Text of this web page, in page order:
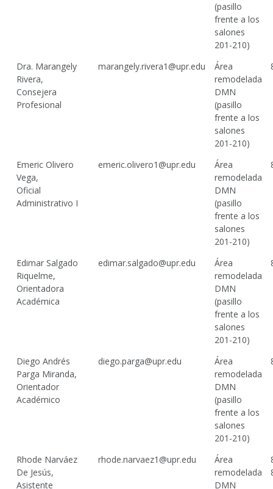
(pasillo
frente a los
salones
201-210)
Dra. Marangely
Rivera,
Consejera
Profesional
marangely.rivera1@upr.edu
Área
remodelada
DMN
(pasillo
frente a los
salones
201-210)
Emeric Olivero
Vega,
Oficial
Administrativo I
emeric.olivero1@upr.edu
Área
remodelada
DMN
(pasillo
frente a los
salones
201-210)
Edimar Salgado
Riquelme,
Orientadora
Académica
edimar.salgado@upr.edu
Área
remodelada
DMN
(pasillo
frente a los
salones
201-210)
Diego Andrés
Parga Miranda,
Orientador
Académico
diego.parga@upr.edu
Área
remodelada
DMN
(pasillo
frente a los
salones
201-210)
Rhode Narváez
De Jesús,
Asistente
rhode.narvaez1@upr.edu
Área
remodelada
DMN